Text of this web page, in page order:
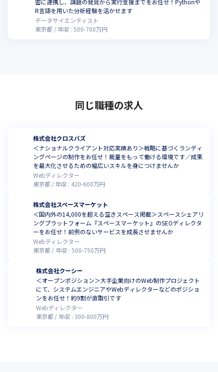
密に連携し、課題の発見から実行支援までをお任せ！Pythonや
R言語を用いた分析経験を活かせます
データサイエンティスト
東京都
年収 :500-700万円
同じ職種の求人
株式会社クロスバズ
＜ナショナルクライアント対応実績あり＞戦略に基づくランディ
ングページの制作をお任せ！裁量をもって働ける環境です／成果
を最大化させるための幅広いスキルを身につけませんか
Webディレクター
東京都
年収 : 420-600万円
株式会社スペースマーケット
＜国内外の14,000を超える空きスペース掲載＞スペースシェアリ
ングプラットフォーム『スペースマーケット』のSEOディレクタ
ーをお任せ！前例のないサービスを成長させませんか
Webディレクター
東京都
年収 : 500-750万円
株式会社クーシー
＜オープンポジション＞大手企業向けのWeb制作プロジェクト
にて、システムエンジニアやWebディレクターなどのポジショ
ンをお任せ！約9割が直取引です
Webディレクター
東京都
年収 : 300-800万円